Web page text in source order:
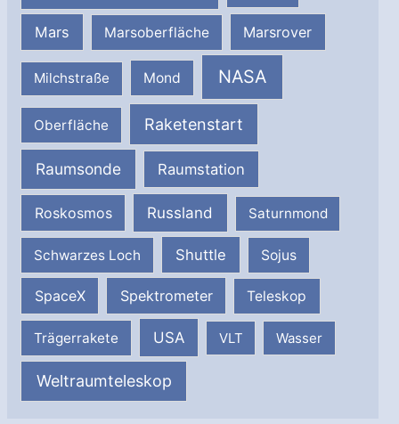
Mars Marsoberfläche Marsrover
Milchstraße Mond NASA
Oberfläche Raketenstart
Raumsonde Raumstation
Roskosmos Russland Saturnmond
Schwarzes Loch Shuttle Sojus
SpaceX Spektrometer Teleskop
Trägerrakete USA VLT Wasser
Weltraumteleskop